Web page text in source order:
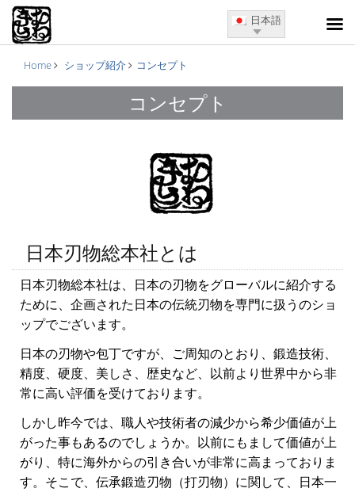
日本語
Home ショップ紹介 コンセプト
コンセプト
日本刃物総本社とは
日本刃物総本社は、日本の刃物をグローバルに紹介する
ために、企画された日本の伝統刃物を専門に扱うのショ
ップでございます。
日本の刃物や包丁ですが、ご周知のとおり、鍛造技術、
精度、硬度、美しさ、歴史など、以前より世界中から非
常に高い評価を受けております。
しかし昨今では、職人や技術者の減少から希少価値が上
がった事もあるのでしょうか。以前にもまして価値が上
がり、特に海外からの引き合いが非常に高まっておりま
す。そこで、伝承鍛造刃物（打刃物）に関して、日本一